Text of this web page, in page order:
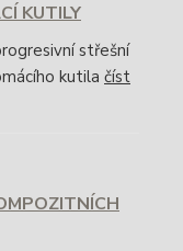
KUTILY
střešní
kutila číst